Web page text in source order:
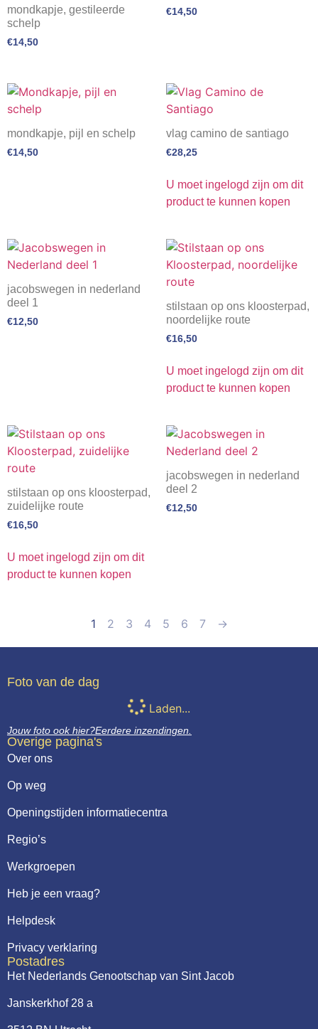
mondkapje, gestileerde
schelp
€14,50
€14,50
mondkapje, pijl en schelp
€14,50
vlag camino de santiago
€28,25
U moet ingelogd zijn om dit
product te kunnen kopen
jacobswegen in nederland
deel 1
€12,50
stilstaan op ons kloosterpad,
noordelijke route
€16,50
U moet ingelogd zijn om dit
product te kunnen kopen
stilstaan op ons kloosterpad,
zuidelijke route
€16,50
U moet ingelogd zijn om dit
product te kunnen kopen
jacobswegen in nederland
deel 2
€12,50
1 2 3 4 5 6 7 →
Foto van de dag
Laden...
Jouw foto ook hier?Eerdere inzendingen.
Overige pagina's
Over ons
Op weg
Openingstijden informatiecentra
Regio’s
Werkgroepen
Heb je een vraag?
Helpdesk
Privacy verklaring
Postadres
Het Nederlands Genootschap van Sint Jacob
Janskerkhof 28 a